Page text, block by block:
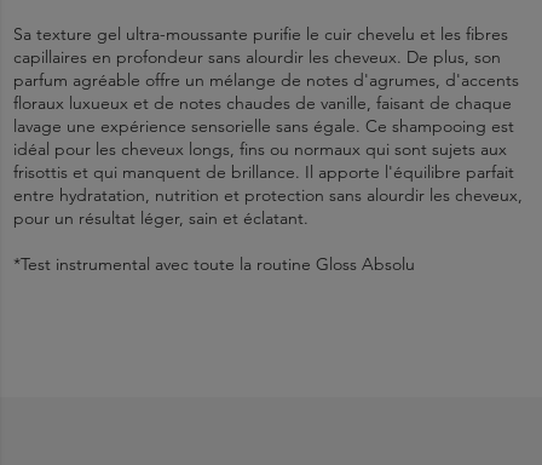
Sa texture gel ultra-moussante purifie le cuir chevelu et les fibres
capillaires en profondeur sans alourdir les cheveux. De plus, son
parfum agréable offre un mélange de notes d'agrumes, d'accents
floraux luxueux et de notes chaudes de vanille, faisant de chaque
lavage une expérience sensorielle sans égale. Ce shampooing est
idéal pour les cheveux longs, fins ou normaux qui sont sujets aux
frisottis et qui manquent de brillance. Il apporte l'équilibre parfait
entre hydratation, nutrition et protection sans alourdir les cheveux,
pour un résultat léger, sain et éclatant.
*Test instrumental avec toute la routine Gloss Absolu